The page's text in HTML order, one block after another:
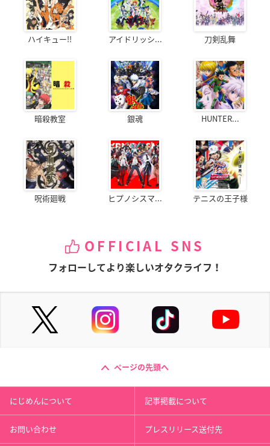
ハイキュー!! アイドリッシ... 刀剣乱舞
暗殺教室 銀魂 HUNTER...
呪術廻戦 ヒプノシスマ... テニスの王子様
OFFICIAL SNS
フォローしてより楽しいオタクライフ！
ページの先頭へ
にじめんについて 記事掲載について
お問い合わせ プレスリリース送付先